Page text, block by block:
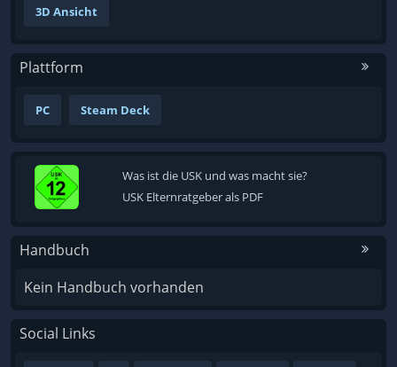
3D Ansicht
Plattform
PC Steam Deck
Was ist die USK und was macht sie?
USK Elternratgeber als PDF
Handbuch
Kein Handbuch vorhanden
Social Links